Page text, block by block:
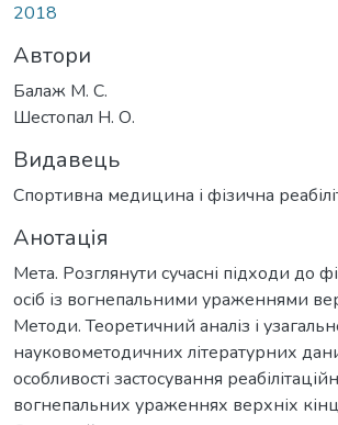
2018
Автори
Балаж М. С.
Шестопал Н. О.
Видавець
Спортивна медицина і фізична
Анотація
Мета. Розглянути сучасні підходи до
осіб із вогнепальними ураженнями
Методи. Теоретичний аналіз і
науковометодичних літературних
особливості застосування
вогнепальних ураженнях верхніх